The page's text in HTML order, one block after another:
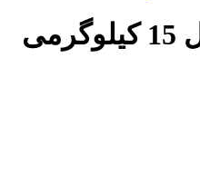
دمبل گرد استیل 15 کیلوگرمی